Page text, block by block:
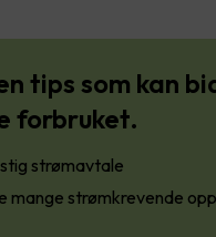
tips som kan
forbruket.
strømavtale
mange strømkrevende